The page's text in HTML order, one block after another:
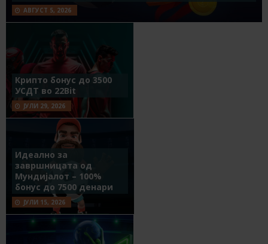
АВГУСТ 5, 2026
Крипто бонус до 3500
УСДТ во 22Bit
ЈУЛИ 29, 2026
Идеално за
завршницата од
Мундијалот – 100%
бонус до 7500 денари
ЈУЛИ 15, 2026